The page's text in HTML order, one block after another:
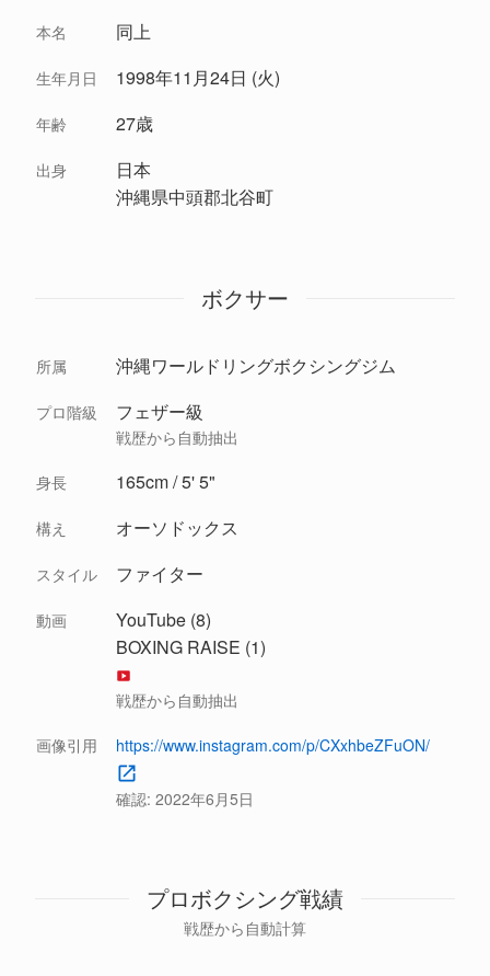
本名 同上
生年月日 1998年11月24日 (火)
年齢 27歳
出身
日本
沖縄県中頭郡北谷町
ボクサー
所属 沖縄ワールドリングボクシングジム
プロ階級 フェザー級
戦歴から自動抽出
身長 165cm / 5' 5"
構え オーソドックス
スタイル ファイター
動画
YouTube (8)
BOXING RAISE (1)
戦歴から自動抽出
画像引用 https://www.instagram.com/p/CXxhbeZFuON/
確認: 2022年6月5日
プロボクシング戦績
戦歴から自動計算